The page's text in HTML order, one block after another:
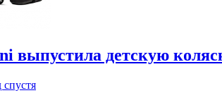
выпустила детскую
спустя